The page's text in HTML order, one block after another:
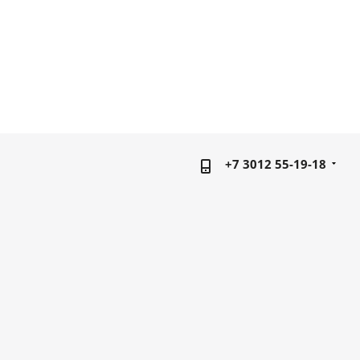
+7 3012 55-19-18